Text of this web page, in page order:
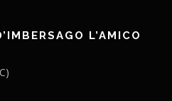
L’AMICO